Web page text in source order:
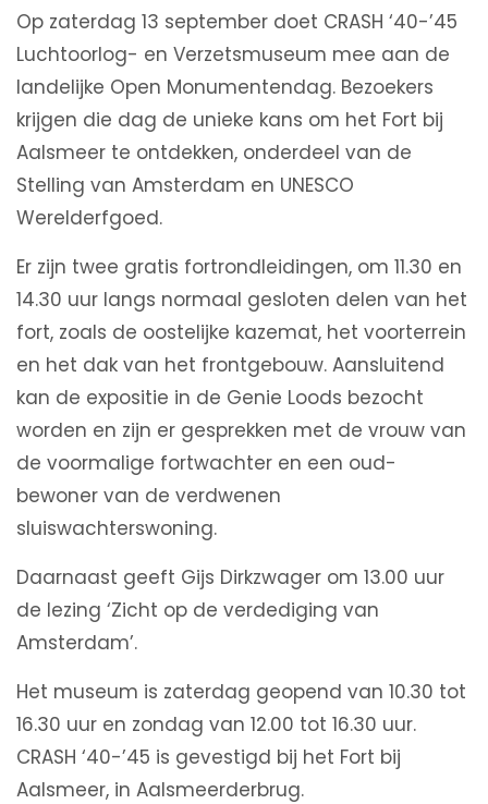
Op zaterdag 13 september doet CRASH ‘40-’45
Luchtoorlog- en Verzetsmuseum mee aan de
landelijke Open Monumentendag. Bezoekers
krijgen die dag de unieke kans om het Fort bij
Aalsmeer te ontdekken, onderdeel van de
Stelling van Amsterdam en UNESCO
Werelderfgoed.
Er zijn twee gratis fortrondleidingen, om 11.30 en
14.30 uur langs normaal gesloten delen van het
fort, zoals de oostelijke kazemat, het voorterrein
en het dak van het frontgebouw. Aansluitend
kan de expositie in de Genie Loods bezocht
worden en zijn er gesprekken met de vrouw van
de voormalige fortwachter en een oud-
bewoner van de verdwenen
sluiswachterswoning.
Daarnaast geeft Gijs Dirkzwager om 13.00 uur
de lezing ‘Zicht op de verdediging van
Amsterdam’.
Het museum is zaterdag geopend van 10.30 tot
16.30 uur en zondag van 12.00 tot 16.30 uur.
CRASH ‘40-’45 is gevestigd bij het Fort bij
Aalsmeer, in Aalsmeerderbrug.